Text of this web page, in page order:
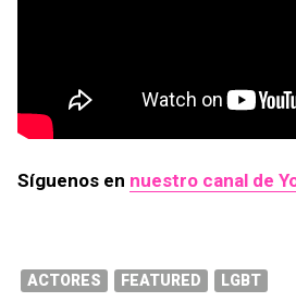
Síguenos en nuestro canal de
ACTORES FEATURED LGBT